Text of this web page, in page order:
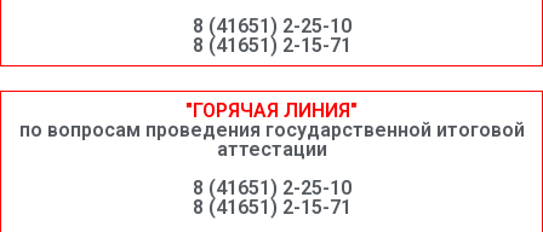
8 (41651) 2-25-10
8 (41651) 2-15-71
"ГОРЯЧАЯ ЛИНИЯ"
по вопросам проведения государственной итоговой
аттестации
8 (41651) 2-25-10
8 (41651) 2-15-71